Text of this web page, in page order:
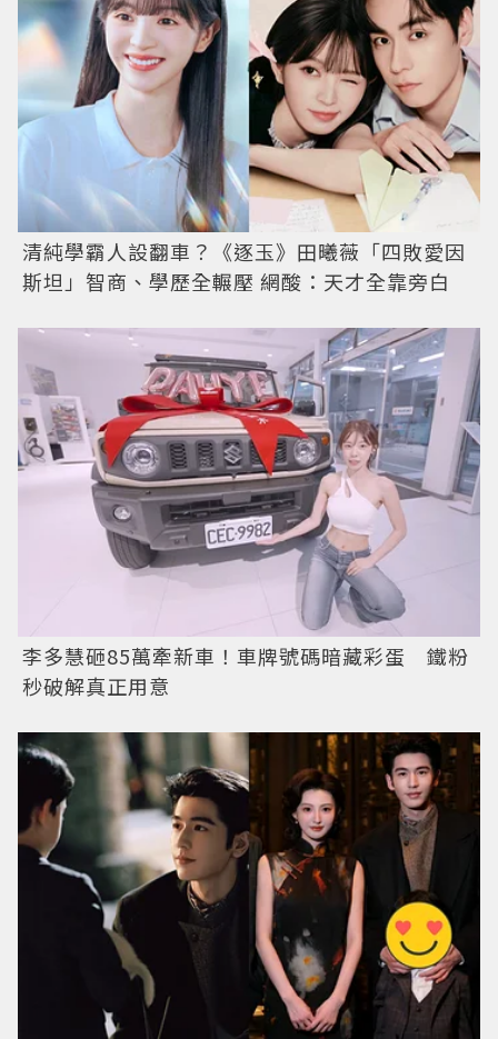
清純學霸人設翻車？《逐玉》田曦薇「四敗愛因
斯坦」智商、學歷全輾壓 網酸：天才全靠旁白
李多慧砸85萬牽新車！車牌號碼暗藏彩蛋 鐵粉
秒破解真正用意